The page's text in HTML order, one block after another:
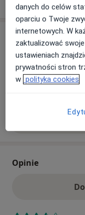
Ubezpieczenia -
Ten specjalista
prywatnych.
znaleźć innego
ubezpieczenie.
Szukaj
Opinie
danych do celów
oparciu o Twoje
internetowych. W
zaktualizować
ustawieniach
prywatności stron
w polityka cookies